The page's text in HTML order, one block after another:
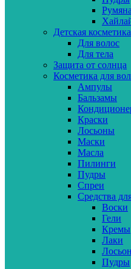
Румяна
Детская косметика
Для волос
Для тела
Защита от солнца
Косметика для
Ампулы
Бальзамы
Краски
Лосьоны
Маски
Масла
Пилинги
Пудры
Спреи
Средства
Воски
Гели
Кремы
Лаки
Пудры